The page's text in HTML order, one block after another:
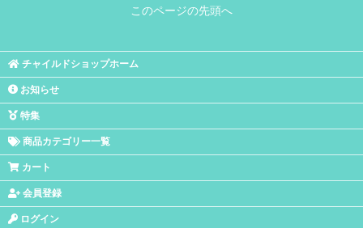
このページの先頭へ
チャイルドショップホーム
お知らせ
特集
商品カテゴリー一覧
カート
会員登録
ログイン